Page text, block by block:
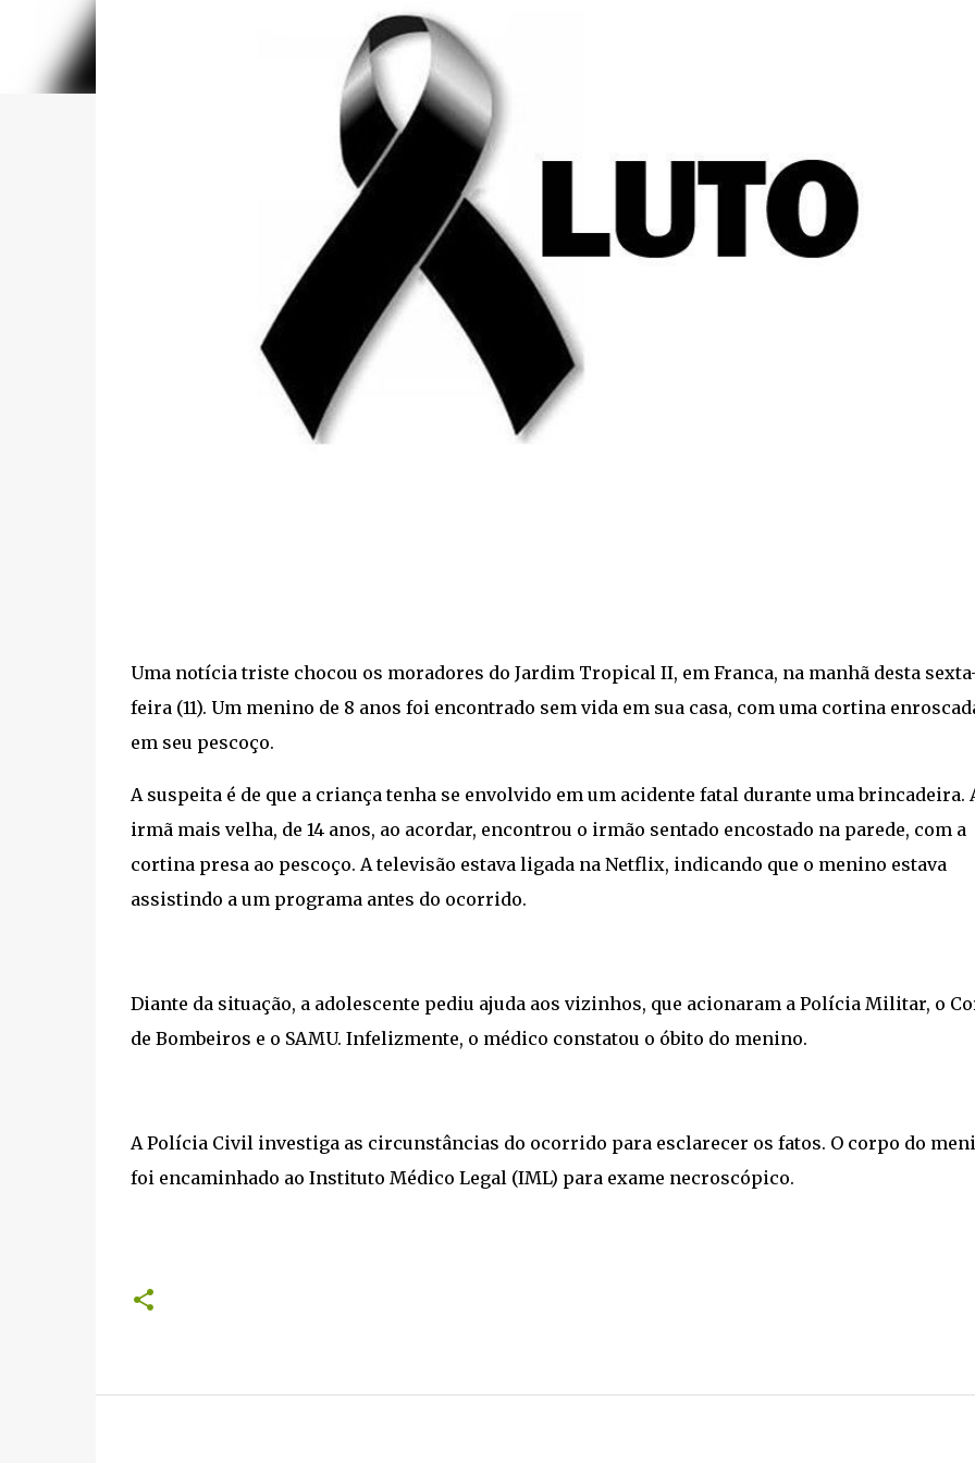
Uma notícia triste chocou os moradores do Jardim Tropical II, em Franca, na manhã desta
feira (11). Um menino de 8 anos foi encontrado sem vida em sua casa, com uma cortina
em seu pescoço.
A suspeita é de que a criança tenha se envolvido em um acidente fatal durante uma brincadeira.
irmã mais velha, de 14 anos, ao acordar, encontrou o irmão sentado encostado na parede, com a
cortina presa ao pescoço. A televisão estava ligada na Netflix, indicando que o menino estava
assistindo a um programa antes do ocorrido.
Diante da situação, a adolescente pediu ajuda aos vizinhos, que acionaram a Polícia Militar, o
de Bombeiros e o SAMU. Infelizmente, o médico constatou o óbito do menino.
A Polícia Civil investiga as circunstâncias do ocorrido para esclarecer os fatos. O corpo do
foi encaminhado ao Instituto Médico Legal (IML) para exame necroscópico.